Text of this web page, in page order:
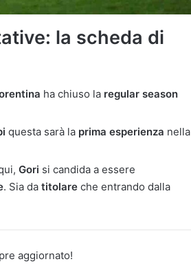
la scheda di
ha chiuso la regular season
questa sarà la prima esperienza nella
Gori si candida a essere
. Sia da titolare che entrando dalla
aggiornato!